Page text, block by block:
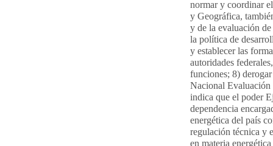
normar y coordinar
y Geográfica,
y de la evaluación
la política de
y establecer las
autoridades
funciones; 8)
Nacional
indica que el poder
dependencia
energética del país
regulación técnica y
en materia